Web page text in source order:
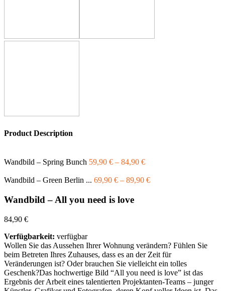
Product Description
Wandbild – Spring Bunch 59,90 € – 84,90 €
Wandbild – Green Berlin ... 69,90 € – 89,90 €
Wandbild – All you need is love
84,90 €
Verfügbarkeit: verfügbar
Wollen Sie das Aussehen Ihrer Wohnung verändern? Fühlen Sie
beim Betreten Ihres Zuhauses, dass es an der Zeit für
Veränderungen ist? Oder brauchen Sie vielleicht ein tolles
Geschenk?Das hochwertige Bild “All you need is love” ist das
Ergebnis der Arbeit eines talentierten Projektanten-Teams – junger